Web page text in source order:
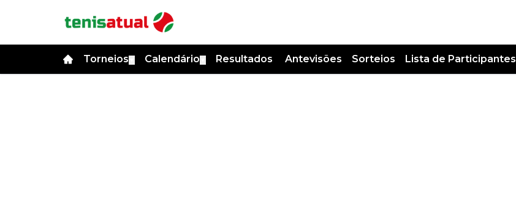
Torneios Calendário Resultados Antevisões Sorteios Lista de Participantes